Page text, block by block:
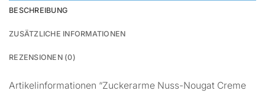
BESCHREIBUNG
ZUSÄTZLICHE INFORMATIONEN
REZENSIONEN (0)
Artikelinformationen “Zuckerarme Nuss-Nougat Creme